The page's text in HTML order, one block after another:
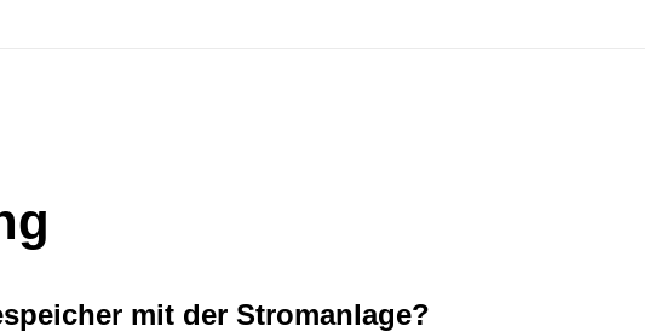
mit der Stromanlage?